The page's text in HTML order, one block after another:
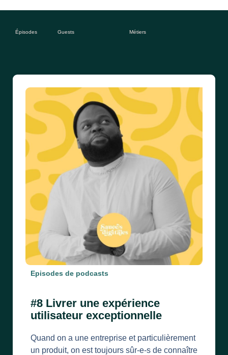
Épisodes Guests Métiers
Episodes de podcasts
#8 Livrer une expérience
utilisateur exceptionnelle
Quand on a une entreprise et particulièrement
un produit, on est toujours sûr-e-s de connaître